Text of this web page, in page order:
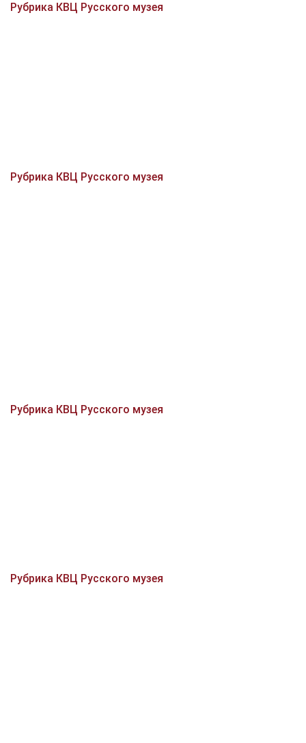
Рубрика КВЦ Русского музея
Рубрика КВЦ Русского музея
Рубрика КВЦ Русского музея
Рубрика КВЦ Русского музея